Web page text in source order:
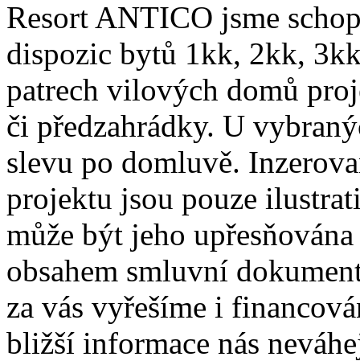
Resort ANTICO jsme
dispozic bytů 1kk, 2kk,
patrech vilových domů
či předzahrádky. U
slevu po domluvě.
projektu jsou pouze
může být jeho
obsahem smluvní
za vás vyřešíme i
bližší informace nás